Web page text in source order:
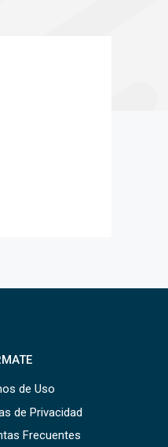
de Uso
de Privacidad
Frecuentes